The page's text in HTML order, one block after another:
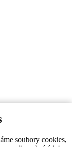
soubory cookies,